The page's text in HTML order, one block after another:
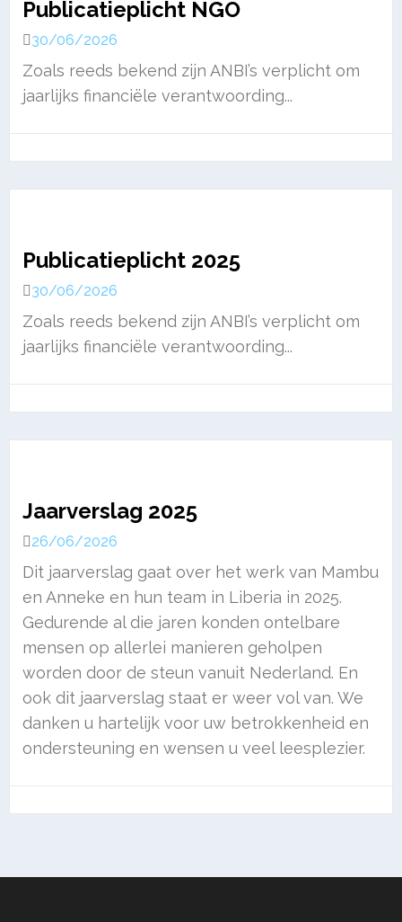
Publicatieplicht NGO
30/06/2026
Zoals reeds bekend zijn ANBI’s verplicht om
jaarlijks financiële verantwoording...
Publicatieplicht 2025
30/06/2026
Zoals reeds bekend zijn ANBI’s verplicht om
jaarlijks financiële verantwoording...
Jaarverslag 2025
26/06/2026
Dit jaarverslag gaat over het werk van Mambu
en Anneke en hun team in Liberia in 2025.
Gedurende al die jaren konden ontelbare
mensen op allerlei manieren geholpen
worden door de steun vanuit Nederland. En
ook dit jaarverslag staat er weer vol van. We
danken u hartelijk voor uw betrokkenheid en
ondersteuning en wensen u veel leesplezier.